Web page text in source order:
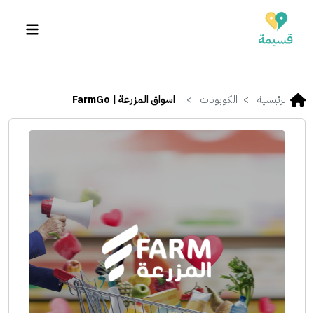
الرئيسية الكوبونات اسواق المزرعة | FarmGo